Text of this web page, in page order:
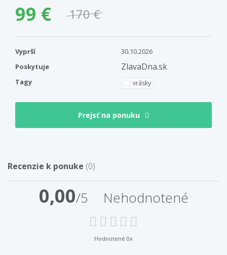
99 € 170 €
Vyprší
30.10.2026
Poskytuje
ZlavaDna.sk
Tagy vrásky
Prejsť na ponuku
Recenzie k ponuke (0)
0,00/5 Nehodnotené
Hodnotené 0x